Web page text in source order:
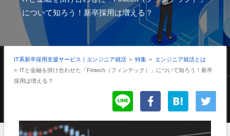
について知ろう！新卒採用は増える？
IT系新卒採用支援サービス｜エンジニア就活 > 特集 > エンジニア就活とは
> ITと金融を掛け合わせた「Fintech（フィンテック）」について知ろう！新卒
採用は増える？